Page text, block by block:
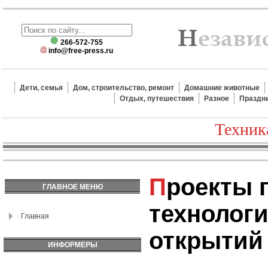
266-572-755
info@free-press.ru
Дети, семья Дом, строительство, ремонт
Домашние животные
Отдых, путешествия
Разное
ГЛАВНОЕ МЕНЮ
Главная
ИНФОРМЕРЫ
Проекты грандиозных
открытий